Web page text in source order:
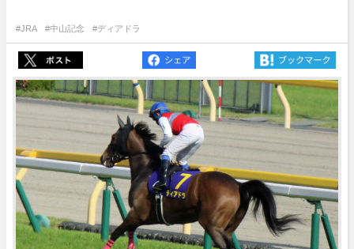
#JRA #中山記念 #ディアドラ